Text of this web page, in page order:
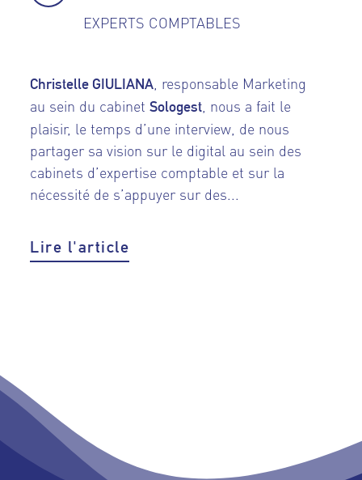
EXPERTS COMPTABLES
Christelle GIULIANA , responsable Marketing
au sein du cabinetSologest , nous a fait le
plaisir, le temps d’une interview, de nous
partager sa vision sur le digital au sein des
cabinets d’expertise comptable et sur la
nécessité de s’appuyer sur des...
Lire l'article